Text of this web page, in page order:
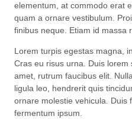
elementum, at commodo erat
quam a ornare vestibulum.
finibus neque. Etiam id massa
Lorem turpis egestas magna,
Cras eu risus urna. Duis
amet, rutrum faucibus elit.
ligula leo, hendrerit quis
ornare molestie vehicula. Duis
fermentum ipsum.